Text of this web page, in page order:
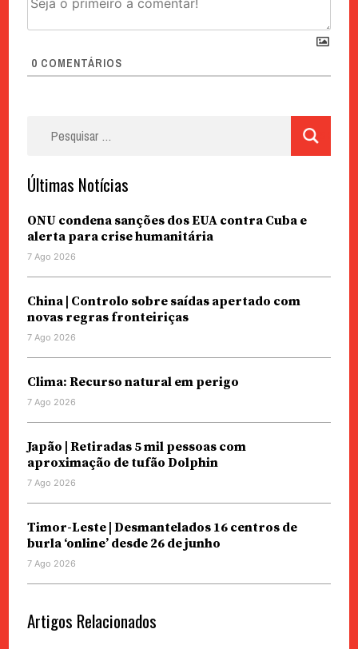
0 COMENTÁRIOS
Últimas Notícias
ONU condena sanções dos EUA contra Cuba e
alerta para crise humanitária
7 Ago 2026
China | Controlo sobre saídas apertado com
novas regras fronteiriças
7 Ago 2026
Clima: Recurso natural em perigo
7 Ago 2026
Japão | Retiradas 5 mil pessoas com
aproximação de tufão Dolphin
7 Ago 2026
Timor-Leste | Desmantelados 16 centros de
burla ‘online’ desde 26 de junho
7 Ago 2026
Artigos Relacionados